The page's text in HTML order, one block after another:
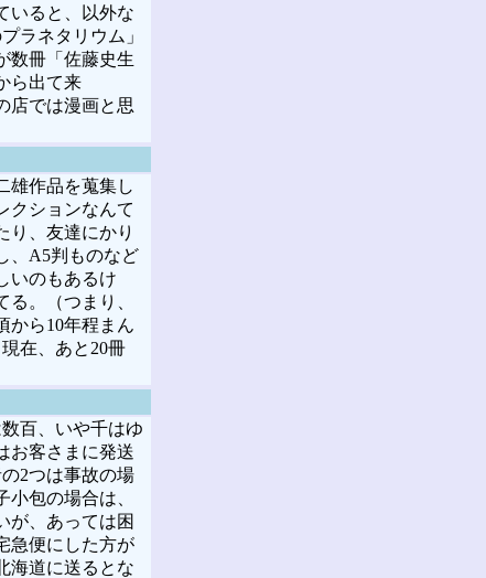
いると、以外な
ラネタリウム」
数冊「佐藤史生
ら出て来
店では漫画と思
作品を蒐集し
ションなんて
、友達にかり
、A5判ものなど
いのもあるけ
。（つまり、
から10年程まん
在、あと20冊
百、いや千はゆ
お客さまに発送
2つは事故の場
包の場合は、
が、あっては困
急便にした方が
海道に送るとな